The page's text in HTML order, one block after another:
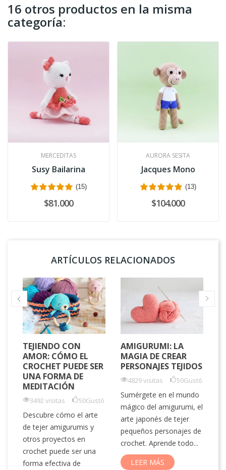
16 otros productos en la misma
categoría:
MERCEDITAS
Susy Bailarina
(15)
$81.000
AURORA SESITA
Jacques Mono
(13)
$104.000
ARTÍCULOS RELACIONADOS
TEJIENDO CON
AMOR: CÓMO EL
CROCHET PUEDE SER
UNA FORMA DE
MEDITACIÓN
3492 visitas 50Gustó
Descubre cómo el arte
de tejer amigurumis y
otros proyectos en
crochet puede ser una
forma efectiva de
AMIGURUMI: LA
MAGIA DE CREAR
PERSONAJES TEJIDOS
4829 visitas 50Gustó
Sumérgete en el mundo
mágico del amigurumi, el
arte japonés de tejer
pequeños personajes de
crochet. Aprende todo...
LEER MÁS